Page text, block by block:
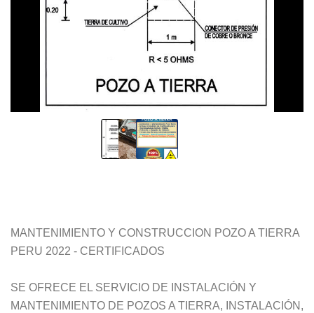
MANTENIMIENTO Y CONSTRUCCION POZO A TIERRA
PERU 2022 - CERTIFICADOS
SE OFRECE EL SERVICIO DE INSTALACIÓN Y
MANTENIMIENTO DE POZOS A TIERRA, INSTALACIÓN,